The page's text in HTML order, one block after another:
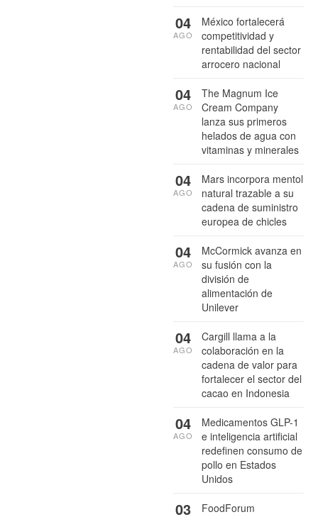
México fortalecerá
competitividad y
rentabilidad del sector
arrocero nacional
04
AGO
The Magnum Ice
Cream Company
lanza sus primeros
helados de agua con
vitaminas y minerales
04
AGO
Mars incorpora mentol
natural trazable a su
cadena de suministro
europea de chicles
04
AGO
McCormick avanza en
su fusión con la
división de
alimentación de
Unilever
04
AGO
Cargill llama a la
colaboración en la
cadena de valor para
fortalecer el sector del
cacao en Indonesia
04
AGO
Medicamentos GLP-1
e inteligencia artificial
redefinen consumo de
pollo en Estados
Unidos
04
AGO
FoodForum
03